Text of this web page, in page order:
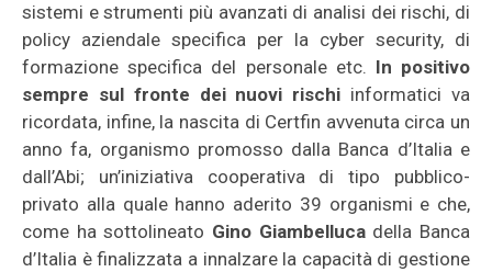
sistemi e strumenti più avanzati di analisi dei rischi, di
policy aziendale specifica per la cyber security, di
formazione specifica del personale etc. In positivo
sempre sul fronte dei nuovi rischi informatici va
ricordata, infine, la nascita di Certfin avvenuta circa un
anno fa, organismo promosso dalla Banca d’Italia e
dall’Abi; un’iniziativa cooperativa di tipo pubblico-
privato alla quale hanno aderito 39 organismi e che,
come ha sottolineato Gino Giambellucadella Banca
d’Italia è finalizzata a innalzare la capacità di gestione